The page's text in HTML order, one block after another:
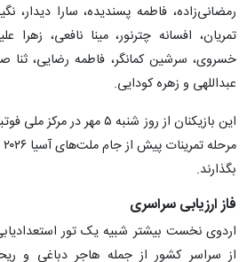
رمضانی‌زاده، فاطمه پسندیده، سارا دیدار،
تمریان، افسانه چترنور، مینا نافعی، زهرا
خسروی، سرشین کمانگر، فاطمه رضایی، ثنا
عبداللهی و زهره کودایی.
این بازیکنان از روز شنبه ۵
بگذارند.
فاز ارزیابی سراسری
اردوی نخست بیشتر شبیه یک تور
از سراسر کشور از جمله هاجر دباغی و